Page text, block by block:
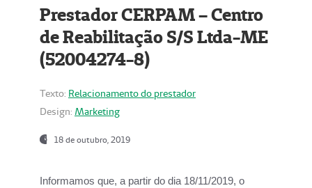
Prestador CERPAM – Centro
de Reabilitação S/S Ltda-ME
(52004274-8)
Texto: Relacionamento do prestador
Design: Marketing
18 de outubro, 2019
Informamos que, a partir do dia 18/11/2019, o